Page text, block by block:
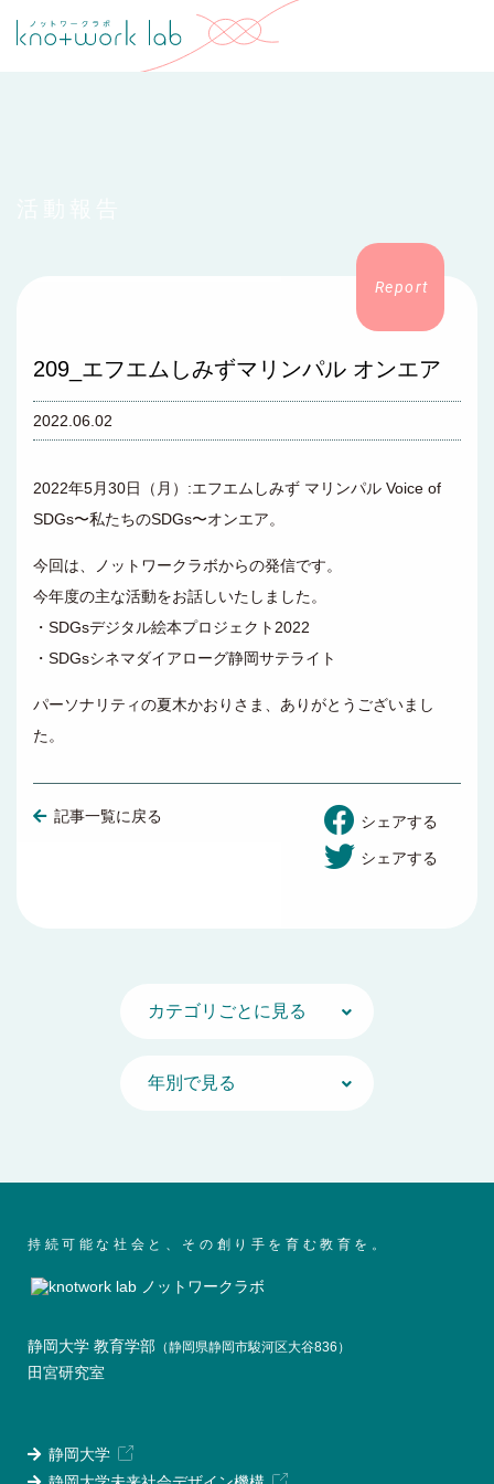
209_エフエムしみずマリンパル オンエア
2022.06.02
2022年5月30日（月）:エフエムしみず マリンパル Voice of
SDGs〜私たちのSDGs〜オンエア。
今回は、ノットワークラボからの発信です。
今年度の主な活動をお話しいたしました。
・SDGsデジタル絵本プロジェクト2022
・SDGsシネマダイアローグ静岡サテライト
パーソナリティの夏木かおりさま、ありがとうございまし
た。
記事一覧に戻る シェアする
シェアする
持続可能な社会と、その創り手を育む教育を。
静岡大学 教育学部 （静岡県静岡市駿河区大谷836）
田宮研究室
静岡大学